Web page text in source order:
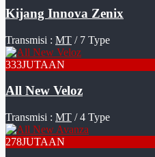
Kijang Innova Zenix
Transmisi : MT / 7 Type
333JUTAAN
All New Veloz
Transmisi : MT / 4 Type
278JUTAAN